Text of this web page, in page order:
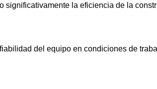
significativamente la eficiencia de la
del equipo en condiciones de